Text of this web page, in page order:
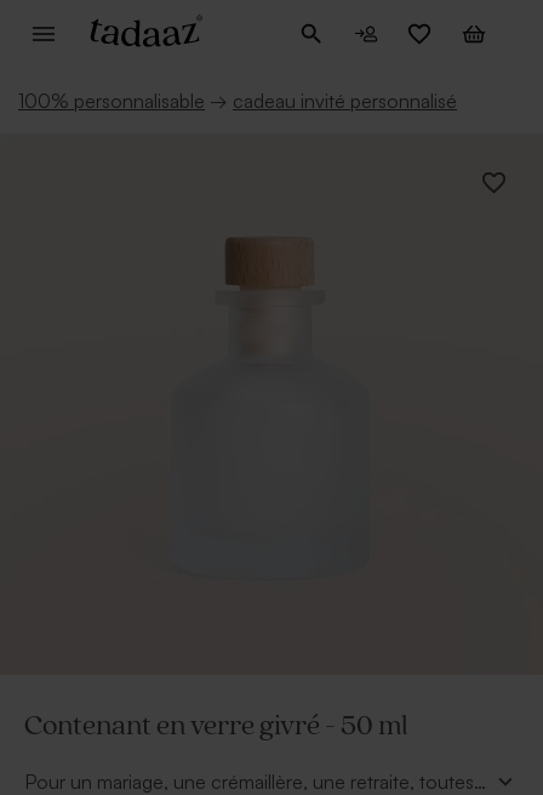
100% personnalisable → cadeau invité personnalisé
Contenant en verre givré - 50 ml
Pour un mariage, une crémaillère, une retraite, toutes